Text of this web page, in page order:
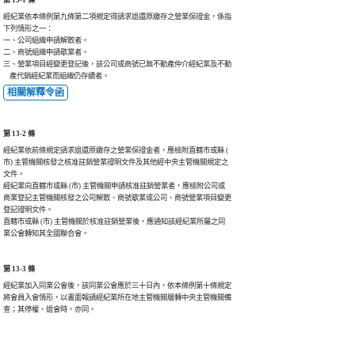
經紀業依本條例第九條第二項規定得請求退還原繳存之營業保證金，係指
下列情形之一：
一、公司組織申請解散者。
二、商號組織申請歇業者。
三、營業項目經變更登記後，該公司或商號已無不動產仲介經紀業及不動
相關解釋令函
第 13-2 條
經紀業依前條規定請求退還原繳存之營業保證金者，應檢附直轄市或縣 (
市) 主管機關核發之核准註銷營業證明文件及其他經中央主管機關規定之
文件。
經紀業向直轄市或縣 (市) 主管機關申請核准註銷營業者，應檢附公司或
商業登記主管機關核發之公司解散、商號歇業或公司、商號營業項目變更
登記證明文件。
直轄市或縣 (市) 主管機關於核准註銷營業後，應通知該經紀業所屬之同
第 13-3 條
經紀業加入同業公會後，該同業公會應於三十日內，依本條例第十條規定
將會員入會情形，以書面報請經紀業所在地主管機關層轉中央主管機關備